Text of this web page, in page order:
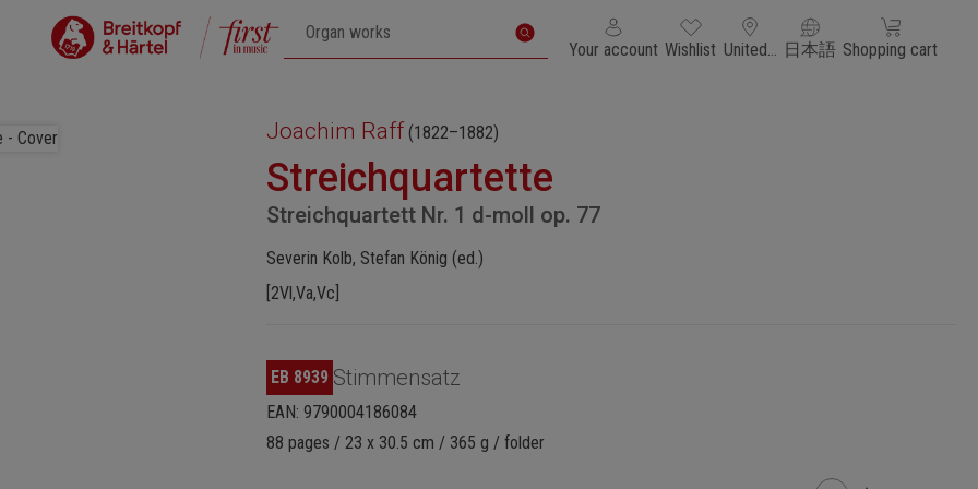
Your account You have 0 wishlist items
Wishlist United States of America
日本語 Shopping cart
Shopping cart
Joachim Raff (1822–1882)
Streichquartette
Streichquartett Nr. 1 d-moll op. 77
Severin Kolb, Stefan König (ed.)
[2Vl,Va,Vc]
EB 8939 Stimmensatz
EAN: 9790004186084
88 pages / 23 x 30.5 cm / 365 g / folder